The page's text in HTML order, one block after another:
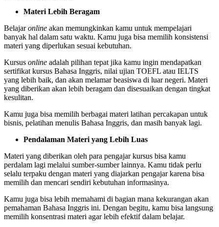
Materi Lebih Beragam
Belajaronline akan memungkinkan kamu untuk mempelajari
banyak hal dalam satu waktu. Kamu juga bisa memilih konsistensi
materi yang diperlukan sesuai kebutuhan.
Kursus online adalah pilihan tepat jika kamu ingin mendapatkan
sertifikat kursus Bahasa Inggris, nilai ujian TOEFL atau IELTS
yang lebih baik, dan akan melamar beasiswa di luar negeri. Materi
yang diberikan akan lebih beragam dan disesuaikan dengan tingkat
kesulitan.
Kamu juga bisa memilih berbagai materi latihan percakapan untuk
bisnis, pelatihan menulis Bahasa Inggris, dan masih banyak lagi.
Pendalaman Materi yang Lebih Luas
Materi yang diberikan oleh para pengajar kursus bisa kamu
perdalam lagi melalui sumber-sumber lainnya. Kamu tidak perlu
selalu terpaku dengan materi yang diajarkan pengajar karena bisa
memilih dan mencari sendiri kebutuhan informasinya.
Kamu juga bisa lebih memahami di bagian mana kekurangan akan
pemahaman Bahasa Inggris ini. Dengan begitu, kamu bisa langsung
memilih konsentrasi materi agar lebih efektif dalam belajar.